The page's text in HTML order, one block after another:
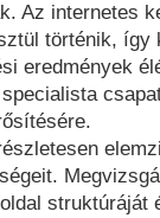
Az internetes
történik, így
eredmények
struktúráját